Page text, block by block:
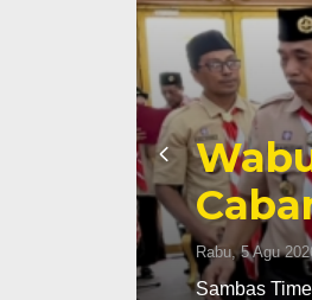
Rabu, 5 Agu
Sambas